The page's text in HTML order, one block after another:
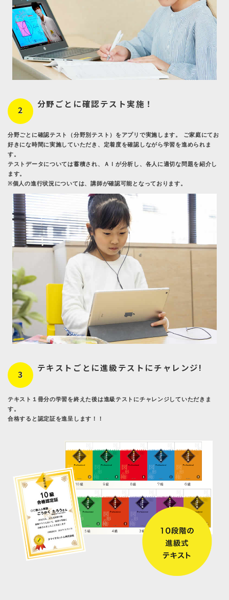
2
分野ごとに確認テスト実施！
分野ごとに確認テスト（分野別テスト）をアプリで実施します。 ご家庭にてお
好きにな時間に実施していただき、定着度を確認しながら学習を進められま
す。
テストデータについては蓄積され、ＡＩが分析し、各人に適切な問題を紹介し
ます。
※個人の進行状況については、講師が確認可能となっております。
3
テキストごとに進級テストにチャレンジ!
テキスト１冊分の学習を終えた後は進級テストにチャレンジしていただきま
す。
合格すると認定証を進呈します！！